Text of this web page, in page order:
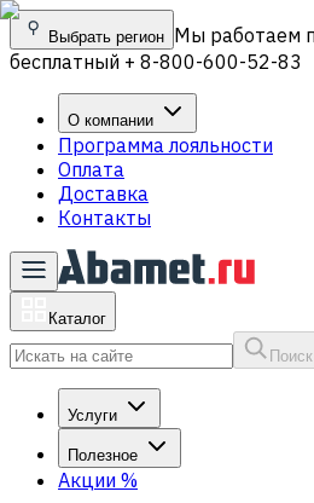
Выбрать регион Мы работаем
бесплатный + 8-800-600-52-83
О компании
Программа лояльности
Оплата
Доставка
Контакты
Каталог
Поиск
Услуги
Полезное
Акции %